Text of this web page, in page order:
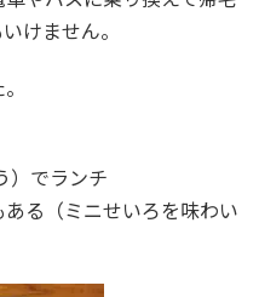
けません。
）でランチ
る（ミニせいろを味わい